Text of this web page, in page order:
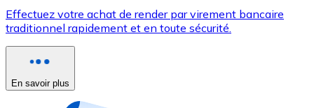
Utilisez les cartes Visa et Mastercard pour acheter
Acheter avec carte
Nouveau
Effectuez votre achat de render par virement bancaire
traditionnel rapidement et en toute sécurité.
En savoir plus